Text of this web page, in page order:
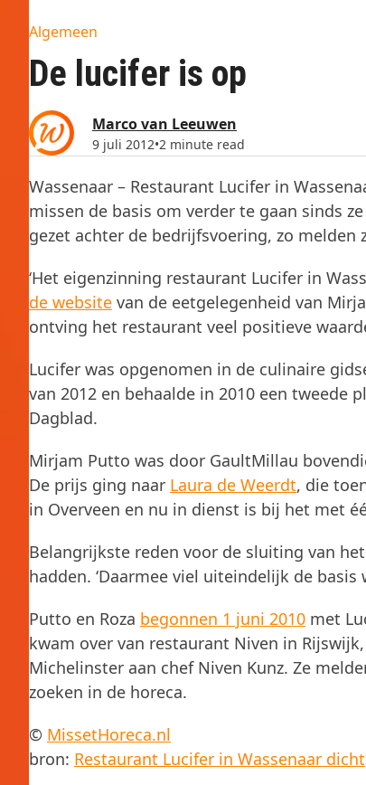
Algemeen
De lucifer is op
Marco van Leeuwen
9 juli 2012•2 minute read
Wassenaar – Restaurant Lucifer in
missen de basis om verder te gaan sinds
gezet achter de bedrijfsvoering, zo
‘Het eigenzinning restaurant Lucifer in
de website van de eetgelegenheid van
ontving het restaurant veel positieve
Lucifer was opgenomen in de culinaire
van 2012 en behaalde in 2010 een tweede
Dagblad.
Mirjam Putto was door GaultMillau
De prijs ging naar Laura de Weerdt, die
in Overveen en nu in dienst is bij het met
Belangrijkste reden voor de sluiting van
hadden. ‘Daarmee viel uiteindelijk de
Putto en Roza begonnen 1 juni 2010 met
kwam over van restaurant Niven in
Michelinster aan chef Niven Kunz. Ze
zoeken in de horeca.
© MissetHoreca.nl
bron: Restaurant Lucifer in Wassenaar dicht